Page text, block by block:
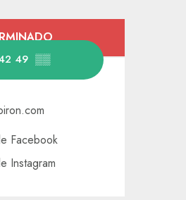
de contacto
49 ▒▒
Facebook
Instagram